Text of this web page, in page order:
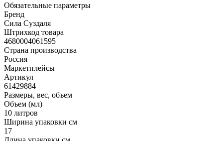
Обязательные параметры
Бренд
Сила Суздаля
Штрихкод товара
4680004061595
Страна производства
Россия
Маркетплейсы
Артикул
61429884
Размеры, вес, объем
Объем (мл)
10 литров
Ширина упаковки см
17